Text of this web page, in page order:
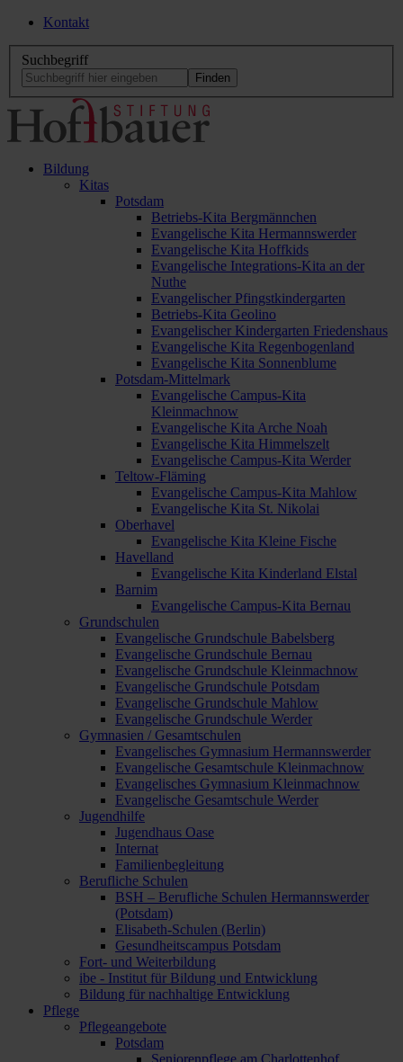
Kontakt
Suchbegriff
Bildung
Kitas
Potsdam
Betriebs-Kita Bergmännchen
Evangelische Kita Hermannswerder
Evangelische Kita Hoffkids
Evangelische Integrations-Kita an der
Nuthe
Evangelischer Pfingstkindergarten
Betriebs-Kita Geolino
Evangelischer Kindergarten Friedenshaus
Evangelische Kita Regenbogenland
Evangelische Kita Sonnenblume
Potsdam-Mittelmark
Evangelische Campus-Kita
Kleinmachnow
Evangelische Kita Arche Noah
Evangelische Kita Himmelszelt
Evangelische Campus-Kita Werder
Teltow-Fläming
Evangelische Campus-Kita Mahlow
Evangelische Kita St. Nikolai
Oberhavel
Evangelische Kita Kleine Fische
Havelland
Evangelische Kita Kinderland Elstal
Barnim
Evangelische Campus-Kita Bernau
Grundschulen
Evangelische Grundschule Babelsberg
Evangelische Grundschule Bernau
Evangelische Grundschule Kleinmachnow
Evangelische Grundschule Potsdam
Evangelische Grundschule Mahlow
Evangelische Grundschule Werder
Gymnasien / Gesamtschulen
Evangelisches Gymnasium Hermannswerder
Evangelische Gesamtschule Kleinmachnow
Evangelisches Gymnasium Kleinmachnow
Evangelische Gesamtschule Werder
Jugendhilfe
Jugendhaus Oase
Internat
Familienbegleitung
Berufliche Schulen
BSH – Berufliche Schulen Hermannswerder
(Potsdam)
Elisabeth-Schulen (Berlin)
Gesundheitscampus Potsdam
Fort- und Weiterbildung
ibe - Institut für Bildung und Entwicklung
Bildung für nachhaltige Entwicklung
Pflege
Pflegeangebote
Potsdam
Seniorenpflege am Charlottenhof